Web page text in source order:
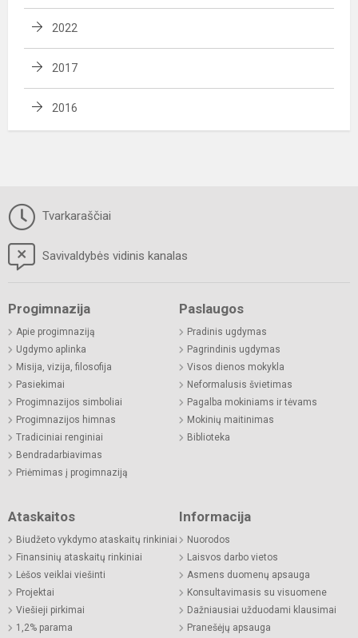
2022
2017
2016
Tvarkaraščiai
Savivaldybės vidinis kanalas
Progimnazija
Apie progimnaziją
Ugdymo aplinka
Misija, vizija, filosofija
Pasiekimai
Progimnazijos simboliai
Progimnazijos himnas
Tradiciniai renginiai
Bendradarbiavimas
Priėmimas į progimnaziją
Paslaugos
Pradinis ugdymas
Pagrindinis ugdymas
Visos dienos mokykla
Neformalusis švietimas
Pagalba mokiniams ir tėvams
Mokinių maitinimas
Biblioteka
Ataskaitos
Biudžeto vykdymo ataskaitų rinkiniai
Finansinių ataskaitų rinkiniai
Lėšos veiklai viešinti
Projektai
Viešieji pirkimai
1,2% parama
Informacija
Nuorodos
Laisvos darbo vietos
Asmens duomenų apsauga
Konsultavimasis su visuomene
Dažniausiai užduodami klausimai
Pranešėjų apsauga